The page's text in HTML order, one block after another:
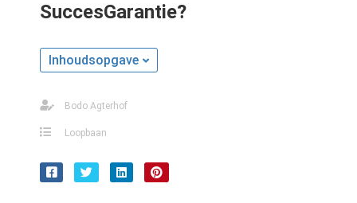
SuccesGarantie?
Inhoudsopgave
Bodo Agterhof
Loopbaan
over